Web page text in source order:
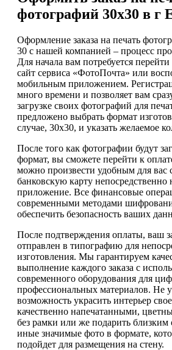
фотографий 30х30 в г
Оформление заказа на печать
30 с нашей компанией – процесс
Для начала вам потребуется
сайт сервиса «ФотоПочта» или
мобильным приложением.
много времени и позволяет вам
загрузке своих фотографий для
предложено выбрать формат
случае, 30х30, и указать желаемое
После того как фотографии будут
формат, вы сможете перейти к
можно произвести удобным для вас
банковскую карту непосредственно
приложение. Все финансовые
современными методами
обеспечить безопасность ваших
После подтверждения оплаты, ваш
отправлен в типографию для
изготовления. Мы гарантируем
выполнение каждого заказа с
современного оборудования для
профессиональных материалов. Не
возможность украсить интерьер
качественно напечатанными,
без рамки или же подарить близким
иные значимые фото в формате,
подойдет для размещения на стену.